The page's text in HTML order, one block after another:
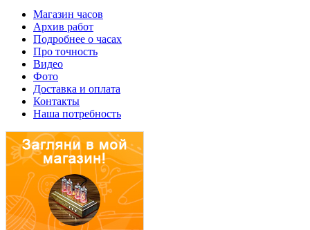
Магазин часов
Архив работ
Подробнее о часах
Про точность
Видео
Фото
Доставка и оплата
Контакты
Наша потребность